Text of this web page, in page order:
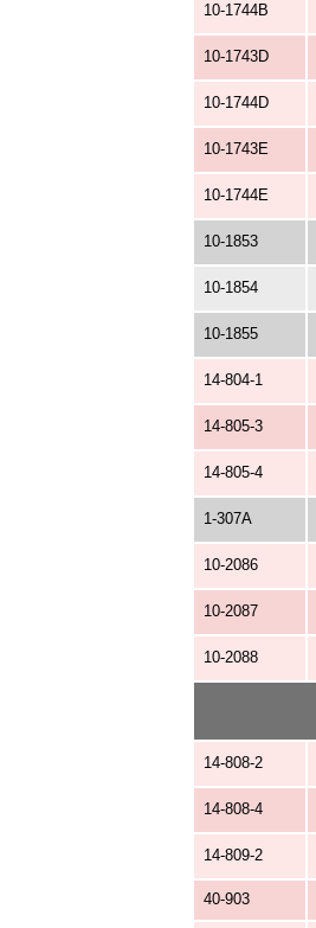
10-1744B
10-1743D
10-1744D
10-1743E
10-1744E
10-1853
10-1854
10-1855
14-804-1
14-805-3
14-805-4
1-307A
10-2086
10-2087
10-2088
14-808-2
14-808-4
14-809-2
40-903